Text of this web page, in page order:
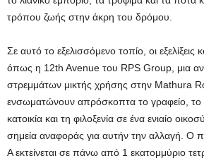
τρόπου ζωής στην άκρη του δρόμου.
Σε αυτό το εξελισσόμενο τοπίο, οι
όπως η 12th Avenue του RPS Group, μια
στρεμμάτων μικτής χρήσης στην Mathura
ενσωματώνουν απρόσκοπτα το γραφείο, το
κατοικία και τη φιλοξενία σε ένα ενιαίο
σημεία αναφοράς για αυτήν την αλλαγή. Ο
A εκτείνεται σε πάνω από 1 εκατομμύριο